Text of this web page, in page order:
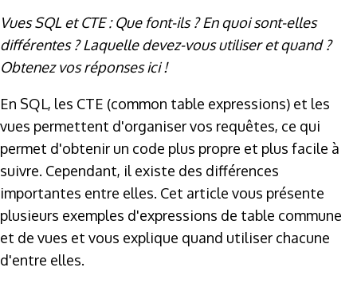
Vues SQL et CTE : Que font-ils ? En quoi sont-elles
différentes ? Laquelle devez-vous utiliser et quand ?
Obtenez vos réponses ici !
En SQL, les CTE (common table expressions) et les
vues permettent d'organiser vos requêtes, ce qui
permet d'obtenir un code plus propre et plus facile à
suivre. Cependant, il existe des différences
importantes entre elles. Cet article vous présente
plusieurs exemples d'expressions de table commune
et de vues et vous explique quand utiliser chacune
d'entre elles.